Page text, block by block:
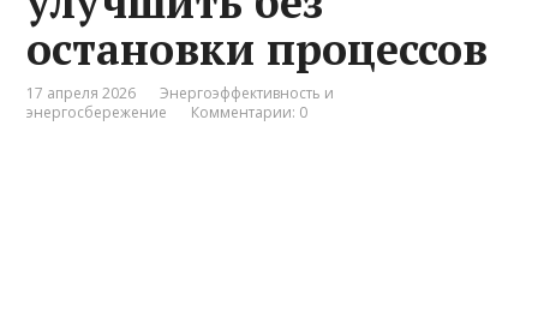
остановки процессов
17 апреля 2026
Энергоэффективность и
энергосбережение
Комментарии: 0